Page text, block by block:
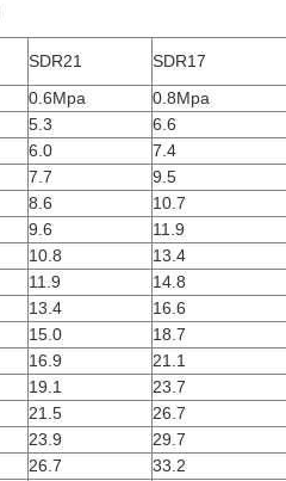
SDR21 SDR17
0.6Mpa 0.8Mpa
5.3 6.6
6.0 7.4
7.7 9.5
8.6 10.7
9.6 11.9
10.8 13.4
11.9 14.8
13.4 16.6
15.0 18.7
16.9 21.1
19.1 23.7
21.5 26.7
23.9 29.7
26.7 33.2